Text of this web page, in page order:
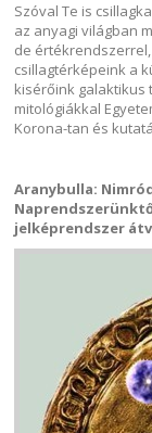
Szóval Te is
az anyagi világban
de
csillagtérképeink a
kisérőink galaktikus
mitológiákkal
Korona-tan és
Aranybulla:
jelképrendszer